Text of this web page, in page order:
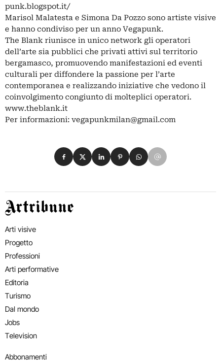
punk.blogspot.it/
Marisol Malatesta e Simona Da Pozzo sono artiste visive
e hanno condiviso per un anno Vegapunk.
The Blank riunisce in unico network gli operatori
dell’arte sia pubblici che privati attivi sul territorio
bergamasco, promuovendo manifestazioni ed eventi
culturali per diffondere la passione per l’arte
contemporanea e realizzando iniziative che vedono il
coinvolgimento congiunto di molteplici operatori.
www.theblank.it
Per informazioni: vegapunkmilan@gmail.com
Condividi su Facebook
Condividi su X
Condividi su LinkedIn
Condividi su Pinterest
Condividi su WhatsApp
Condividi su Email
Artribune
Arti visive
Progetto
Professioni
Arti performative
Editoria
Turismo
Dal mondo
Jobs
Television
Abbonamenti